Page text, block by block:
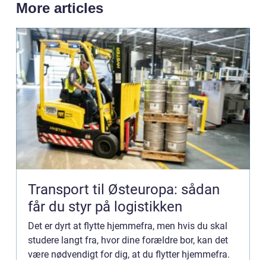
More articles
Transport til Østeuropa: sådan
får du styr på logistikken
Det er dyrt at flytte hjemmefra, men hvis du skal
studere langt fra, hvor dine forældre bor, kan det
være nødvendigt for dig, at du flytter hjemmefra.